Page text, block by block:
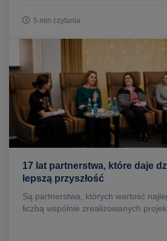
5 min czytania
17 lat partnerstwa, które daje
lepszą przyszłość
Są partnerstwa, których wartość
liczbą wspólnie zrealizowanych